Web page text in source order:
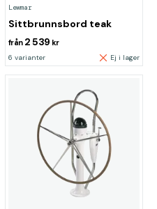
Lewmar
Sittbrunnsbord teak
från 2 539 kr
6 varianter Ej i lager